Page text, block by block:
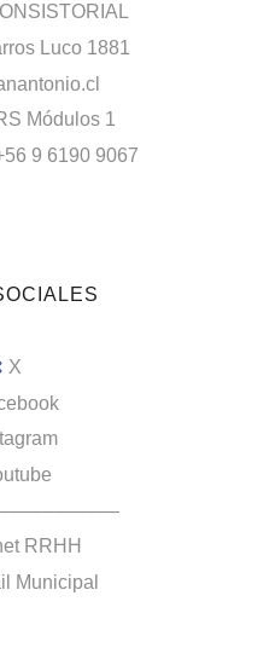
Luco 1881
Módulos 1
9 6190 9067
X
RRHH
Municipal